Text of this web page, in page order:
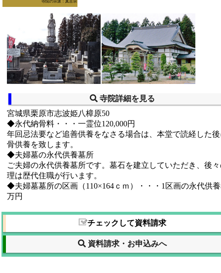
寺院の宗派：真言宗
寺院詳細を見る
宮城県栗原市志波姫八樟原50
◆永代納骨料・・・一霊位120,000円
年回忌法要など追善供養をなさる場合は、本堂で読経した
骨供養を致します。
◆夫婦墓の永代供養墓所
ご夫婦の永代供養墓所です。墓石を建立していただき、後
理は歴代住職が行います。
◆夫婦墓墓所の区画（110×164ｃｍ）・・・1区画の永代供
万円
チェックして資料請求
資料請求・お申込みへ